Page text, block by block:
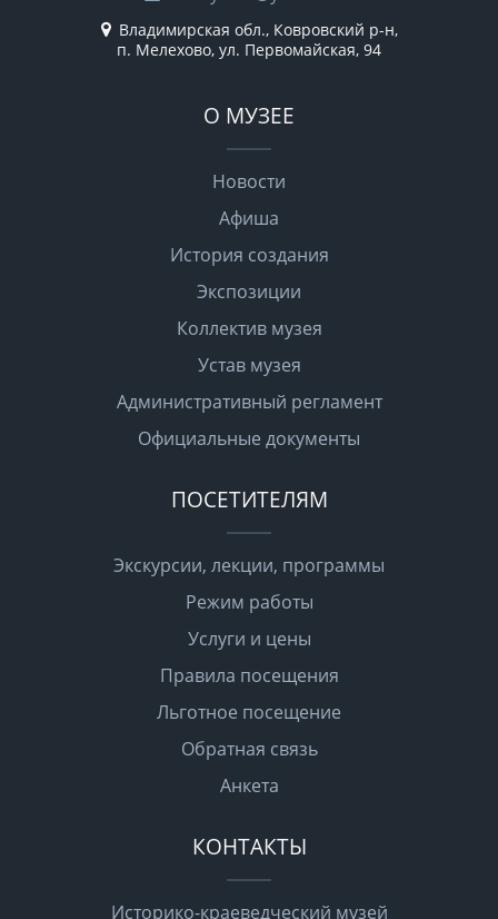
Владимирская обл., Ковровский р-н,
п. Мелехово, ул. Первомайская, 94
О МУЗЕЕ
Новости
Афиша
История создания
Экспозиции
Коллектив музея
Устав музея
Административный регламент
Официальные документы
ПОСЕТИТЕЛЯМ
Экскурсии, лекции, программы
Режим работы
Услуги и цены
Правила посещения
Льготное посещение
Обратная связь
Анкета
КОНТАКТЫ
Историко-краеведческий музей